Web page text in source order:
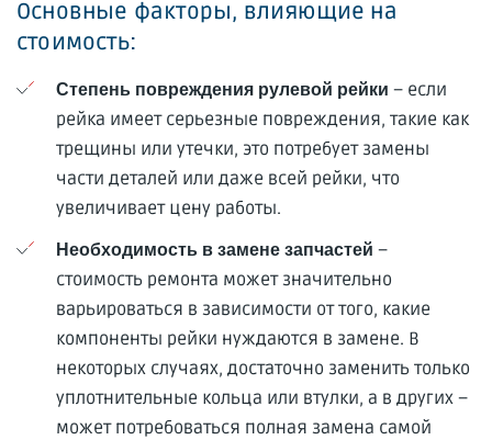
Основные факторы, влияющие на
стоимость:
Степень повреждения рулевой рейки – если
рейка имеет серьезные повреждения, такие как
трещины или утечки, это потребует замены
части деталей или даже всей рейки, что
увеличивает цену работы.
Необходимость в замене запчастей –
стоимость ремонта может значительно
варьироваться в зависимости от того, какие
компоненты рейки нуждаются в замене. В
некоторых случаях, достаточно заменить только
уплотнительные кольца или втулки, а в других –
может потребоваться полная замена самой